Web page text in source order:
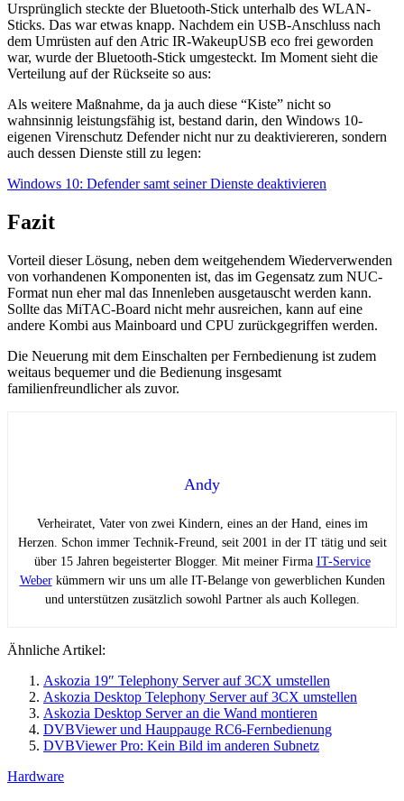
Ursprünglich steckte der Bluetooth-Stick unterhalb des WLAN-
Sticks. Das war etwas knapp. Nachdem ein USB-Anschluss nach
dem Umrüsten auf den Atric IR-WakeupUSB eco frei geworden
war, wurde der Bluetooth-Stick umgesteckt. Im Moment sieht die
Verteilung auf der Rückseite so aus:
Als weitere Maßnahme, da ja auch diese “Kiste” nicht so
wahnsinnig leistungsfähig ist, bestand darin, den Windows 10-
eigenen Virenschutz Defender nicht nur zu deaktiviereren, sondern
auch dessen Dienste still zu legen:
Windows 10: Defender samt seiner Dienste deaktivieren
Fazit
Vorteil dieser Lösung, neben dem weitgehendem Wiederverwenden
von vorhandenen Komponenten ist, das im Gegensatz zum NUC-
Format nun eher mal das Innenleben ausgetauscht werden kann.
Sollte das MiTAC-Board nicht mehr ausreichen, kann auf eine
andere Kombi aus Mainboard und CPU zurückgegriffen werden.
Die Neuerung mit dem Einschalten per Fernbedienung ist zudem
weitaus bequemer und die Bedienung insgesamt
familienfreundlicher als zuvor.
Andy
Verheiratet, Vater von zwei Kindern, eines an der Hand, eines im
Herzen. Schon immer Technik-Freund, seit 2001 in der IT tätig und seit
über 15 Jahren begeisterter Blogger. Mit meiner Firma IT-Service
Weberkümmern wir uns um alle IT-Belange von gewerblichen Kunden
und unterstützen zusätzlich sowohl Partner als auch Kollegen.
Ähnliche Artikel:
Askozia 19″ Telephony Server auf 3CX umstellen
Askozia Desktop Telephony Server auf 3CX umstellen
Askozia Desktop Server an die Wand montieren
DVBViewer und Hauppauge RC6-Fernbedienung
DVBViewer Pro: Kein Bild im anderen Subnetz
Hardware